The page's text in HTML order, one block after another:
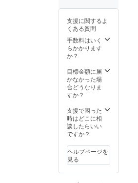
てサイ
ズ変
更）
※3
※1：・
ご用意
ケット
はバッ
クスタ
予定し
ており
ます。
・
選手サ
インは
の選手
を下記
合はご
本名を
掲出さ
せてい
ただき
ます。
ズ】口
径
7.5cm×
、容量
245ml ※
ご支援
金額に
を含み
ます。
定は不
ベスト
電器ス
タジア
ム内/場
所/掲載
未定。
スポン
サー
に掲出
するお
名前を
「備考
ご記載
くださ
い。
②・・
サー
ボード
に名前
を掲載
（ご支
によっ
てサイ
ズ変
更）
背中に
選手・
監督全
員のサ
入れま
すの
で、背
番号・
支援に関するよ
くある質問
手数料はいく
らかかります
か？
目標金額に届
かなかった場
合どうなりま
すか？
支援で困った
時はどこに相
談したらいい
ですか？
ヘルプページを
見る